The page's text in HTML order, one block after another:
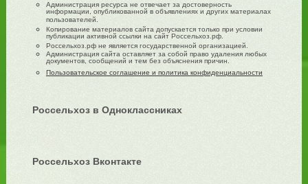
Администрация ресурса не отвечает за достоверность
информации, опубликованной в объявлениях и других материалах
пользователей.
Копирование материалов сайта допускается только при условии
публикации активной ссылки на сайт Россельхоз.рф.
Россельхоз.рф не является государственной организацией.
Администрация сайта оставляет за собой право удаления любых
документов, сообщений и тем без объяснения причин.
Пользовательское соглашение и политика конфиденциальности
Россельхоз в Одноклассниках
Россельхоз Вконтакте